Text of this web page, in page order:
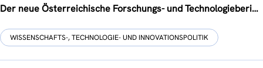
Der neue Österreichische Forschungs- und Technologiebericht 2026 ist soeben erschienen
WISSENSCHAFTS-, TECHNOLOGIE- UND INNOVATIONSPOLITIK